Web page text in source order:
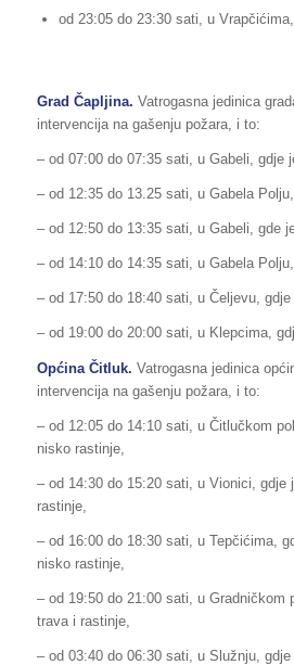
od 23:05 do 23:30 sati, u
Grad Čapljina. Vatrogasna jedinica
intervencija na gašenju požara, i to:
– od 07:00 do 07:35 sati, u Gabeli, gdje
– od 12:35 do 13.25 sati, u Gabela
– od 12:50 do 13:35 sati, u Gabeli, gde
– od 14:10 do 14:35 sati, u Gabela
– od 17:50 do 18:40 sati, u Čeljevu,
– od 19:00 do 20:00 sati, u Klepcima,
Općina Čitluk. Vatrogasna jedinica
intervencija na gašenju požara, i to:
– od 12:05 do 14:10 sati, u Čitlučkom
nisko rastinje,
– od 14:30 do 15:20 sati, u Vionici, gdje
rastinje,
– od 16:00 do 18:30 sati, u Tepčićima,
nisko rastinje,
– od 19:50 do 21:00 sati, u Gradničkom
trava i rastinje,
– od 03:40 do 06:30 sati, u Služnju,